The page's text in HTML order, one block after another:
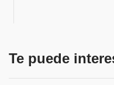
Te puede